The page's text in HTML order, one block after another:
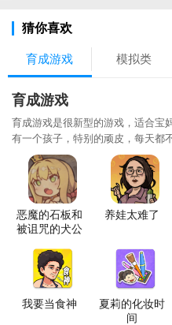
猜你喜欢
育成游戏 模拟类
育成游戏
育成游戏是很新型的游戏，适合宝
有一个孩子，特别的顽皮，每天都
恶魔的石板和
被诅咒的犬公
养娃太难了
我要当食神
夏莉的化妆时
间